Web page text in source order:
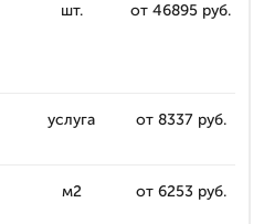
шт. от 46895 руб.
услуга от 8337 руб.
м2 от 6253 руб.